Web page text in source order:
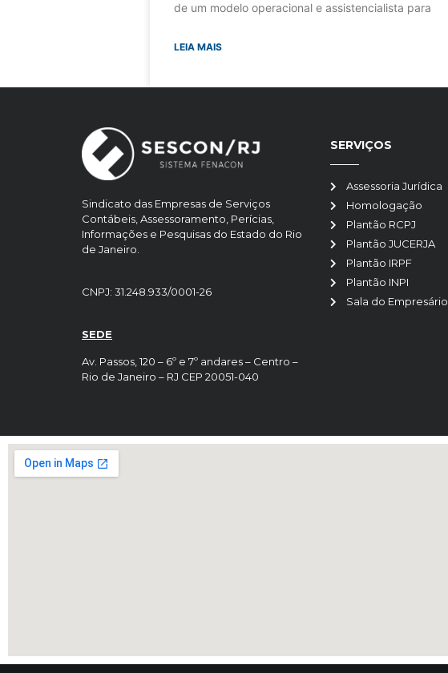
de um modelo operacional e assistencialista para
LEIA MAIS
Sindicato das Empresas de Serviços
Contábeis, Assessoramento, Perícias,
Informações e Pesquisas do Estado do Rio
de Janeiro.
CNPJ: 31.248.933/0001-26
SEDE
Av. Passos, 120 – 6º e 7º andares – Centro –
Rio de Janeiro – RJ CEP 20051-040
SERVIÇOS
Assessoria Jurídica
Homologação
Plantão RCPJ
Plantão JUCERJA
Plantão IRPF
Plantão INPI
Sala do Empresário